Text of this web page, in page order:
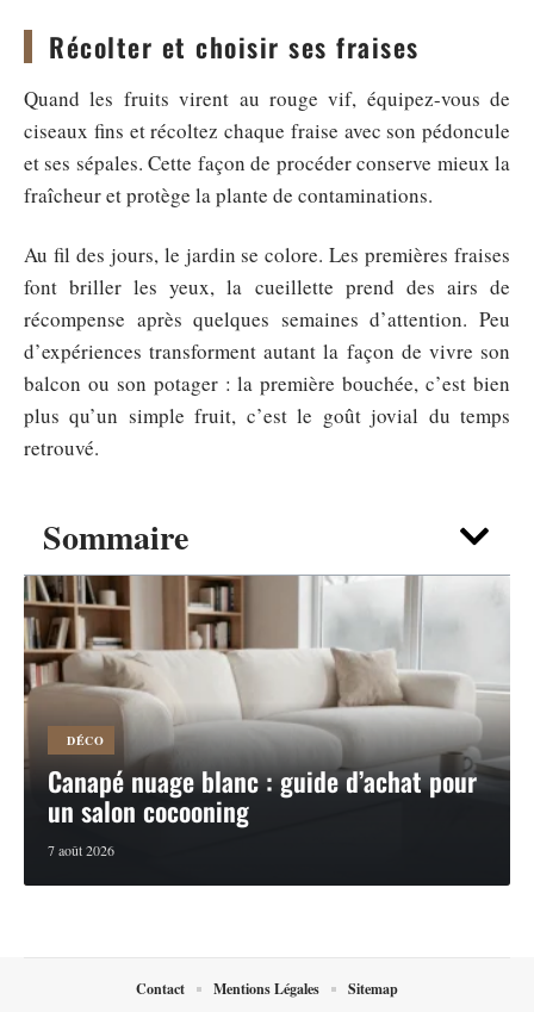
Sommaire
DÉCO
Canapé nuage blanc : guide d’achat pour
un salon cocooning
7 août 2026
Récolter et choisir ses fraises
Quand les fruits virent au rouge vif, équipez-vous de
ciseaux fins et récoltez chaque fraise avec son pédoncule
et ses sépales. Cette façon de procéder conserve mieux la
fraîcheur et protège la plante de contaminations.
Au fil des jours, le jardin se colore. Les premières fraises
font briller les yeux, la cueillette prend des airs de
récompense après quelques semaines d’attention. Peu
d’expériences transforment autant la façon de vivre son
balcon ou son potager : la première bouchée, c’est bien
plus qu’un simple fruit, c’est le goût jovial du temps
retrouvé.
Contact Mentions Légales Sitemap